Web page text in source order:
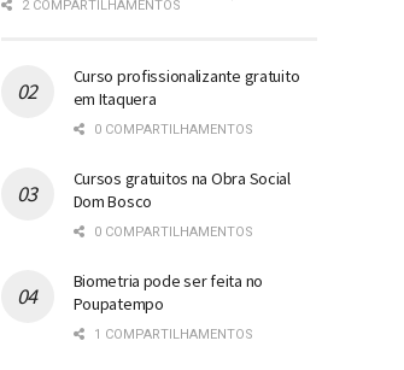
2 COMPARTILHAMENTOS
Curso profissionalizante gratuito
em Itaquera
0 COMPARTILHAMENTOS
Cursos gratuitos na Obra Social
Dom Bosco
0 COMPARTILHAMENTOS
Biometria pode ser feita no
Poupatempo
1 COMPARTILHAMENTOS